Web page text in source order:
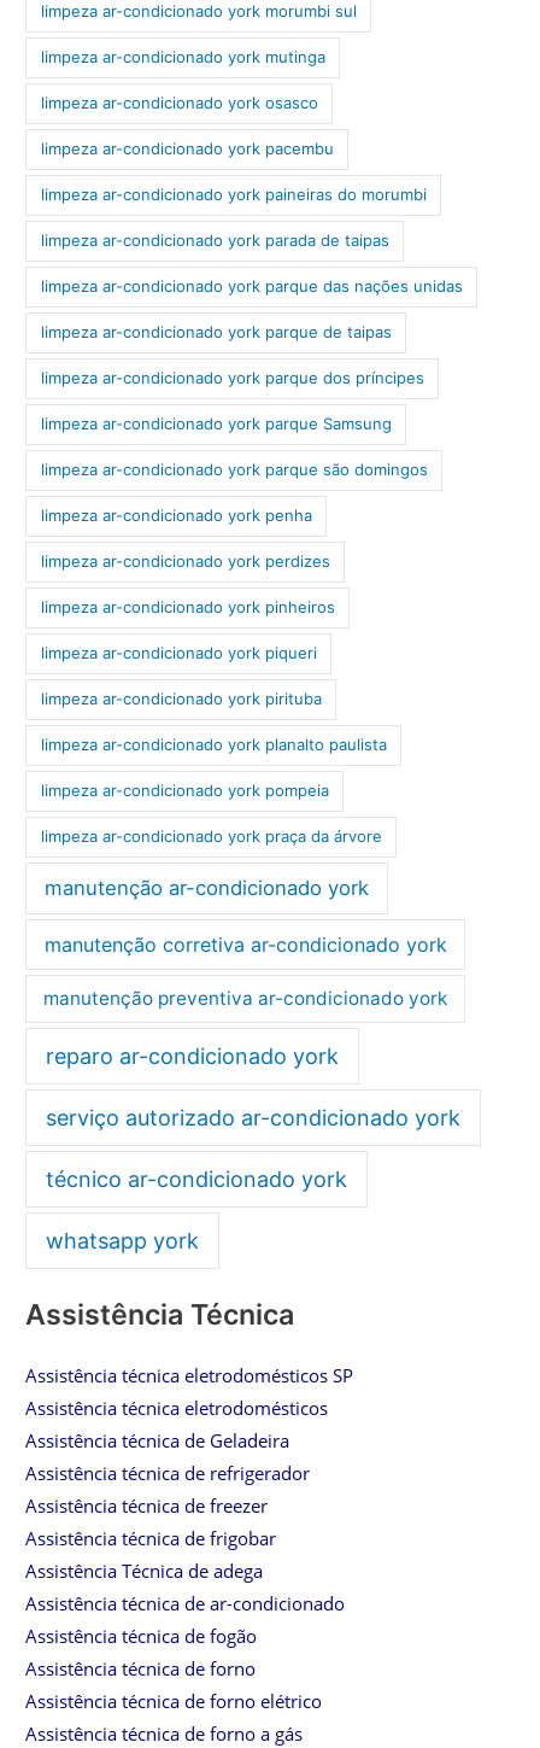
limpeza ar-condicionado york morumbi sul
limpeza ar-condicionado york mutinga
limpeza ar-condicionado york osasco
limpeza ar-condicionado york pacembu
limpeza ar-condicionado york paineiras do morumbi
limpeza ar-condicionado york parada de taipas
limpeza ar-condicionado york parque das nações unidas
limpeza ar-condicionado york parque de taipas
limpeza ar-condicionado york parque dos príncipes
limpeza ar-condicionado york parque Samsung
limpeza ar-condicionado york parque são domingos
limpeza ar-condicionado york penha
limpeza ar-condicionado york perdizes
limpeza ar-condicionado york pinheiros
limpeza ar-condicionado york piqueri
limpeza ar-condicionado york pirituba
limpeza ar-condicionado york planalto paulista
limpeza ar-condicionado york pompeia
limpeza ar-condicionado york praça da árvore
manutenção ar-condicionado york
manutenção corretiva ar-condicionado york
manutenção preventiva ar-condicionado york
reparo ar-condicionado york
serviço autorizado ar-condicionado york
técnico ar-condicionado york
whatsapp york
Assistência Técnica
Assistência técnica eletrodomésticos SP
Assistência técnica eletrodomésticos
Assistência técnica de Geladeira
Assistência técnica de refrigerador
Assistência técnica de freezer
Assistência técnica de frigobar
Assistência Técnica de adega
Assistência técnica de ar-condicionado
Assistência técnica de fogão
Assistência técnica de forno
Assistência técnica de forno elétrico
Assistência técnica de forno a gás